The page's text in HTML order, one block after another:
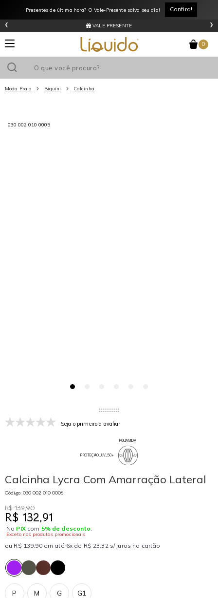
Presentes de última hora? O Vale-Presente salva seu dia! Confira!
VALE PRESENTE
‹ ›
0
Moda Praia Biquíni Calcinha
030 002 010 0005
Seja o primeiro a avaliar
PROTEÇÃO_UV_50+
POLIAMIDA
Calcinha Lycra Com Amarração Lateral
Código: 030 002 010 0005
R$ 139,90
R$ 132,91
No PIXcom 5% de desconto .
Exceto nos produtos promocionais
ou R$ 139,90 em até 6x de R$ 23,32 s/ juros no cartão
G G1
P M